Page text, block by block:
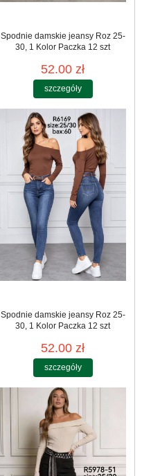
Spodnie damskie jeansy Roz 25-
30, 1 Kolor Paczka 12 szt
52.00 zł
szczegóły
Spodnie damskie jeansy Roz 25-
30, 1 Kolor Paczka 12 szt
52.00 zł
szczegóły